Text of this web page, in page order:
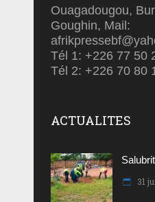
Ouagadougou,
Goughin, Mail:
Tél 1: +226 77 50
Tél 2: +226 70 80
ACTUALITES
31